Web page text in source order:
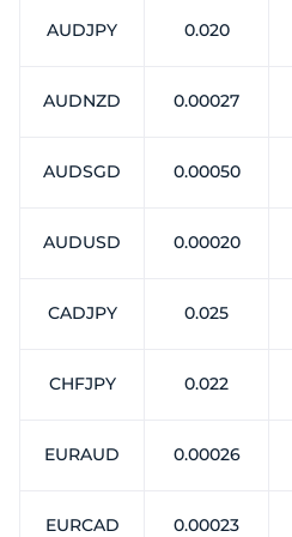
AUDJPY 0.020
AUDNZD 0.00027
AUDSGD 0.00050
AUDUSD 0.00020
CADJPY 0.025
CHFJPY 0.022
EURAUD 0.00026
EURCAD 0.00023